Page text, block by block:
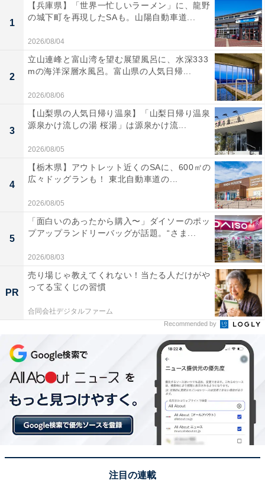
1
【兵庫県】「世界一忙しいラーメン」に、龍野
の城下町を再現したSAも。山陽自動車道...
2026/08/04
2
立山連峰と富山湾を望む展望風呂に、水深333
mの海洋深層水風呂。富山県の人気日帰...
2026/08/06
3
【山梨県の人気日帰り温泉】「山梨日帰り温泉
源泉かけ流しの湯 桜湯」は源泉かけ流...
2026/08/05
4
【栃木県】アウトレット近くのSAに、600㎡の
広々ドッグランも！ 東北自動車道の...
2026/08/05
5
「面白いのあったから購入〜」ダイソーのポッ
プアップランドリーバッグが話題。“さま...
2026/08/03
PR
売り場じゃ教えてくれない！当たる人だけがや
ってる宝くじの習慣
合同会社デジタルファーム
Recommended by
注目の連載